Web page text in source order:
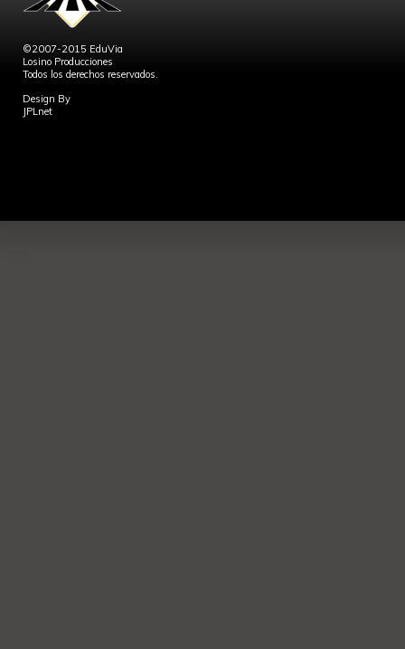
©2007-2015 EduVia
Losino Producciones
Todos los derechos reservados.
Design By
JPLnet